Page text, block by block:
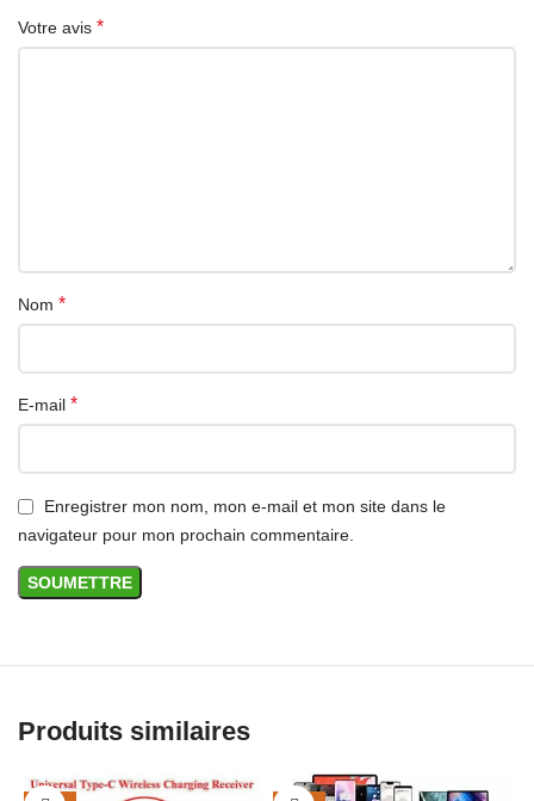
Votre avis *
Nom *
E-mail *
Enregistrer mon nom, mon e-mail et mon site dans le
navigateur pour mon prochain commentaire.
Produits similaires